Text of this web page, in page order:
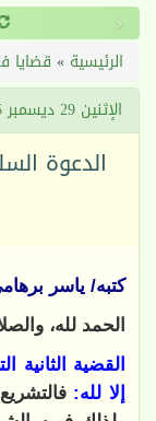
‹
الرئيسية » قضايا
الإثنين 29 ديسمبر 2025 - 9 رجب 1447هـ
كتبه/ ياسر
الحمد لله،
القضية
إلا لله: